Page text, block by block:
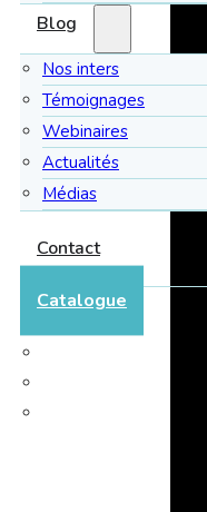
Blog
Nos inters
Témoignages
Webinaires
Actualités
Médias
Contact
Catalogue